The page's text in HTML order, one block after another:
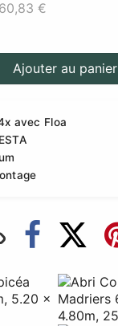
€
Ajouter au panier
avec Floa